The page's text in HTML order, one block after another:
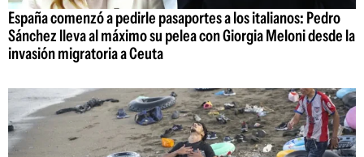
España comenzó a pedirle pasaportes a los italianos: Pedro
Sánchez lleva al máximo su pelea con Giorgia Meloni desde la
invasión migratoria a Ceuta